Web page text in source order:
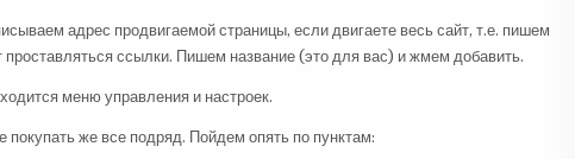
адрес продвигаемой страницы, если двигаете весь сайт, т.е. пишем
проставляться ссылки. Пишем название (это для вас) и жмем добавить.
меню управления и настроек.
покупать же все подряд. Пойдем опять по пунктам: